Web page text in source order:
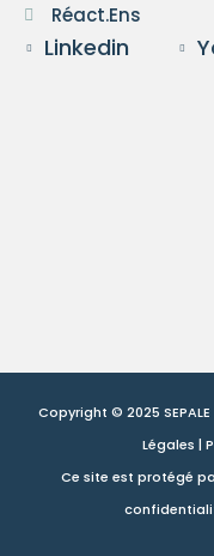
Réact.Ens
Linkedin
Copyright © 2025
Légales |
Ce site est protégé